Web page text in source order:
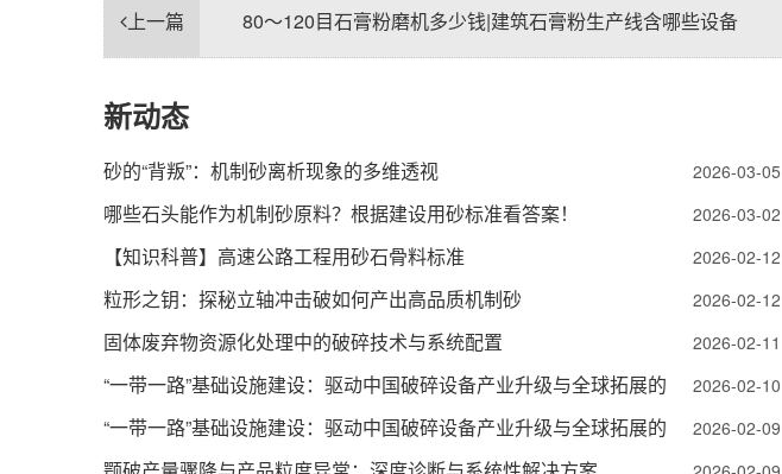
上一篇 80～120目石膏粉磨机多少钱|建筑石膏粉生产线含哪些设备
新动态
2026-03-05
砂的“背叛”：机制砂离析现象的多维透视
2026-03-02
哪些石头能作为机制砂原料？根据建设用砂标准看答案！
2026-02-12
【知识科普】高速公路工程用砂石骨料标准
2026-02-12
粒形之钥：探秘立轴冲击破如何产出高品质机制砂
2026-02-11
固体废弃物资源化处理中的破碎技术与系统配置
2026-02-10
“一带一路”基础设施建设：驱动中国破碎设备产业升级与全球拓展的
2026-02-09
“一带一路”基础设施建设：驱动中国破碎设备产业升级与全球拓展的